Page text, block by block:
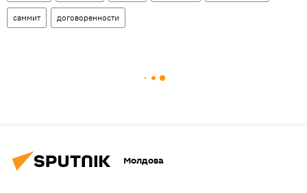
саммит договоренности
Молдова